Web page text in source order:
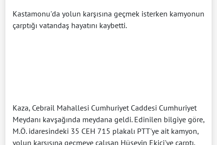
Kastamonu'da yolun karşısına geçmek isterken kamyonun
çarptığı vatandaş hayatını kaybetti.
Kaza, Cebrail Mahallesi Cumhuriyet Caddesi Cumhuriyet
Meydanı kavşağında meydana geldi. Edinilen bilgiye göre,
M.Ö. idaresindeki 35 CEH 715 plakalı PTT'ye ait kamyon,
yolun karşısına geçmeye çalışan Hüseyin Ekici'ye çarptı.